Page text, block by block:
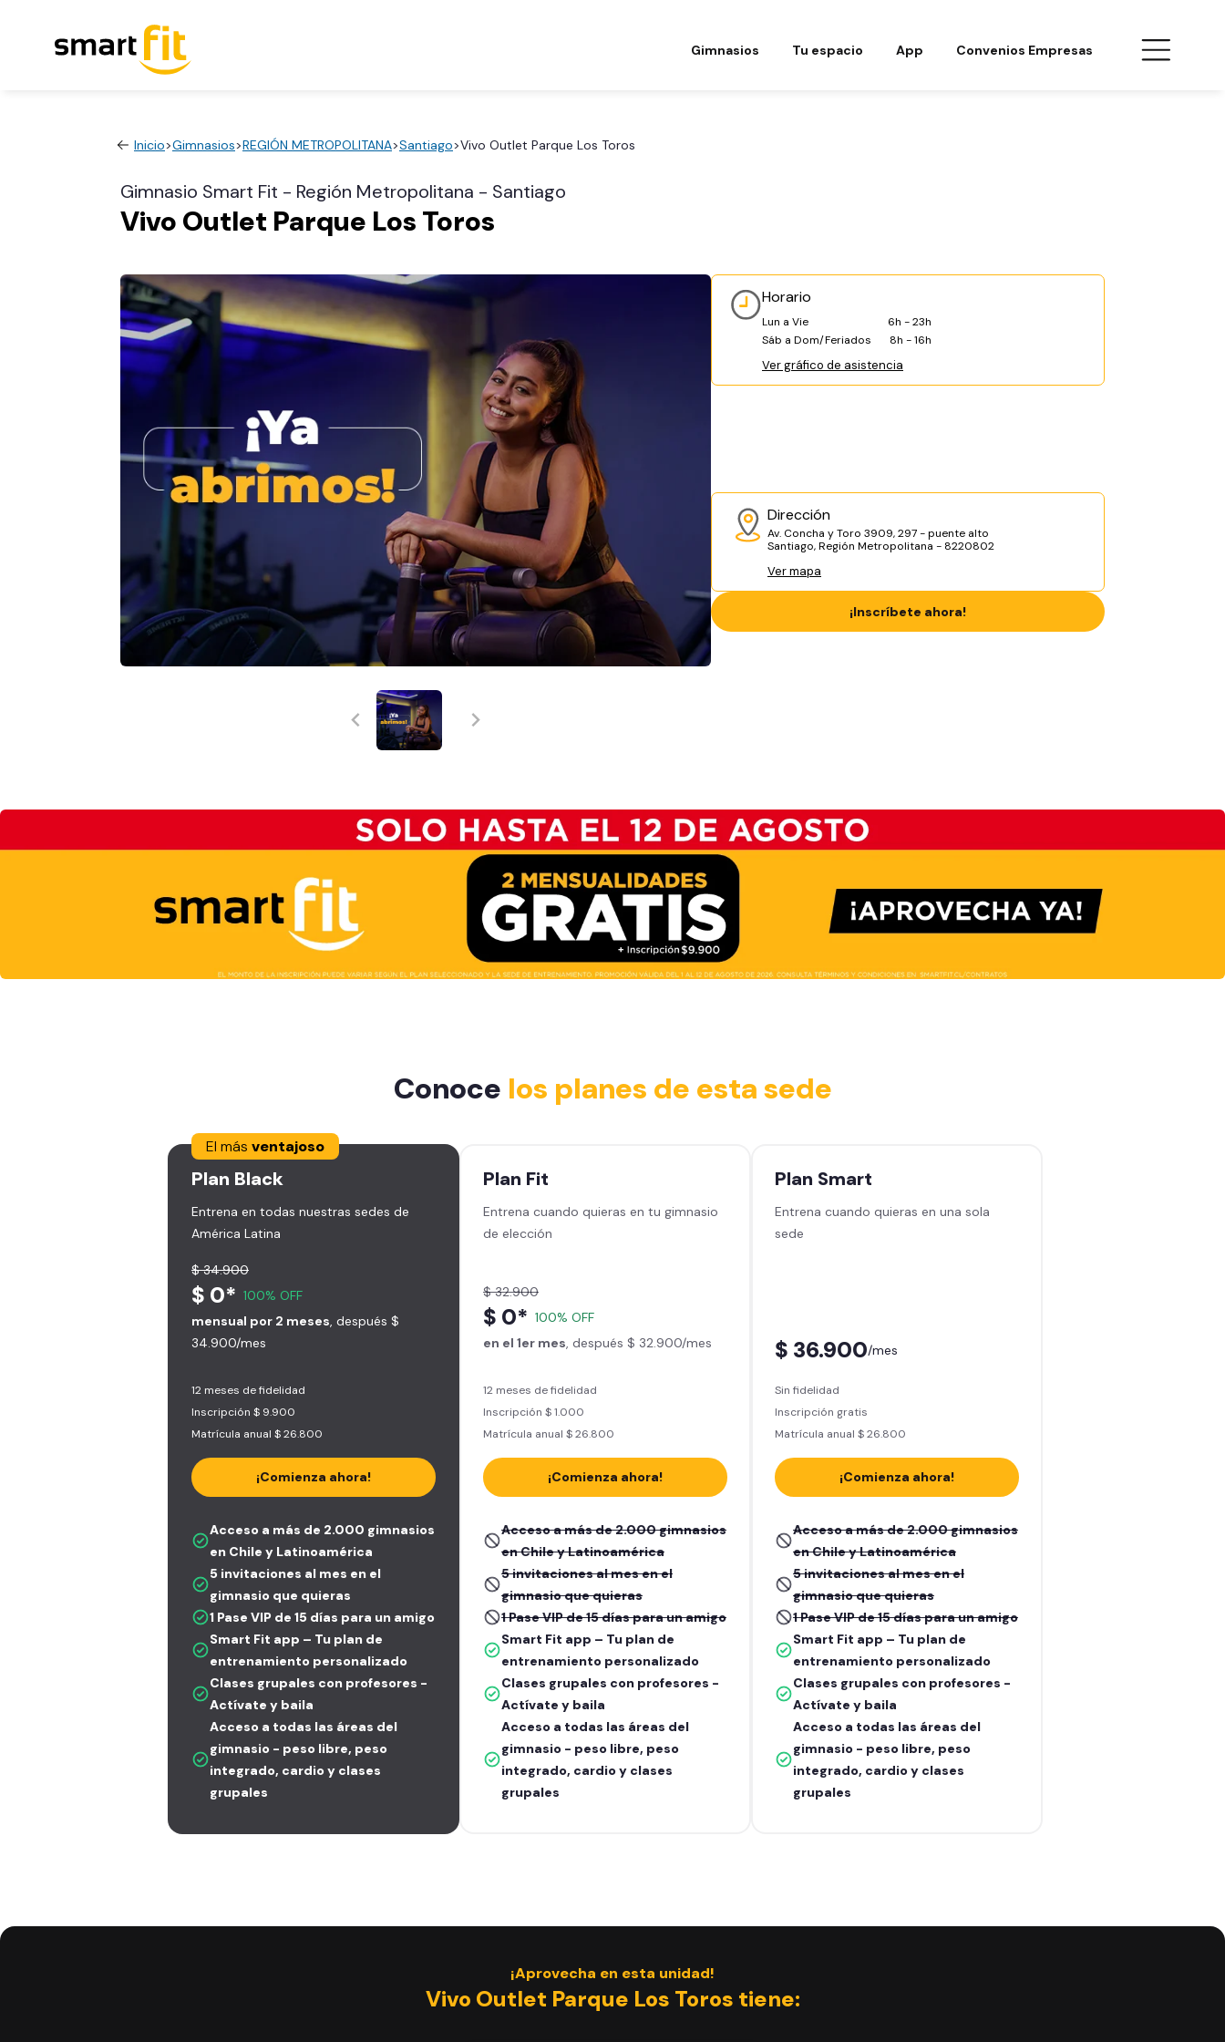
Gimnasios Tu espacio App Convenios Empresas
Inicio>Gimnasios>REGIÓN METROPOLITANA>Santiago>Vivo Outlet Parque Los Toros
Gimnasio Smart Fit - Región Metropolitana - Santiago
Vivo Outlet Parque Los Toros
Horario
Lun a Vie
6h - 23h
Sáb a Dom/Feriados
8h - 16h
Ver gráfico de asistencia
Dirección
Av. Concha y Toro 3909, 297 - puente alto
Santiago, Región Metropolitana - 8220802
Ver mapa
¡Inscríbete ahora!
Conoce los planes de esta sede
El más ventajoso
Plan Black
Entrena en todas nuestras sedes de
América Latina
$ 34.900
$ 0* 100% OFF
mensual por 2 meses , después $
34.900/mes
12 meses de fidelidad
Inscripción $ 9.900
Matrícula anual $ 26.800
¡Comienza ahora!
Acceso a más de 2.000 gimnasios
en Chile y Latinoamérica
5 invitaciones al mes en el
gimnasio que quieras
1 Pase VIP de 15 días para un amigo
Smart Fit app – Tu plan de
entrenamiento personalizado
Clases grupales con profesores -
Actívate y baila
Acceso a todas las áreas del
gimnasio - peso libre, peso
integrado, cardio y clases
grupales
Plan Fit
Entrena cuando quieras en tu gimnasio
de elección
$ 32.900
$ 0* 100% OFF
en el 1er mes , después $ 32.900/mes
12 meses de fidelidad
Inscripción $ 1.000
Matrícula anual $ 26.800
¡Comienza ahora!
Acceso a más de 2.000 gimnasios
en Chile y Latinoamérica
5 invitaciones al mes en el
gimnasio que quieras
1 Pase VIP de 15 días para un amigo
Smart Fit app – Tu plan de
entrenamiento personalizado
Clases grupales con profesores -
Actívate y baila
Acceso a todas las áreas del
gimnasio - peso libre, peso
integrado, cardio y clases
grupales
Plan Smart
Entrena cuando quieras en una sola
sede
$ 36.900/mes
Sin fidelidad
Inscripción gratis
Matrícula anual $ 26.800
¡Comienza ahora!
Acceso a más de 2.000 gimnasios
en Chile y Latinoamérica
5 invitaciones al mes en el
gimnasio que quieras
1 Pase VIP de 15 días para un amigo
Smart Fit app – Tu plan de
entrenamiento personalizado
Clases grupales con profesores -
Actívate y baila
Acceso a todas las áreas del
gimnasio - peso libre, peso
integrado, cardio y clases
grupales
¡Aprovecha en esta unidad!
Vivo Outlet Parque Los Toros tiene: